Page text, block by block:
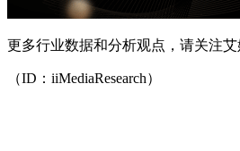
更多行业数据和分析观点，请关注
（ID：iiMediaResearch）